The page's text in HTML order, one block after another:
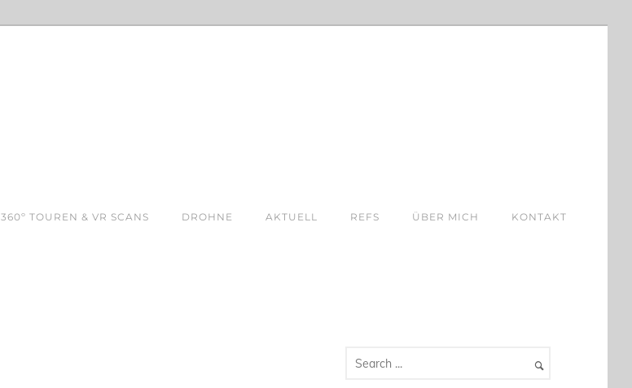
360º TOUREN & VR SCANS DROHNE AKTUELL REFS ÜBER MICH KONTAKT